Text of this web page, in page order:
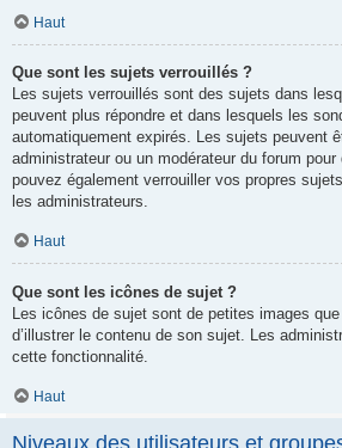
Haut
Que sont les sujets verrouillés ?
Les sujets verrouillés sont des sujets dans
peuvent plus répondre et dans lesquels les
automatiquement expirés. Les sujets peuvent
administrateur ou un modérateur du forum
pouvez également verrouiller vos propres
les administrateurs.
Haut
Que sont les icônes de sujet ?
Les icônes de sujet sont de petites images que
d’illustrer le contenu de son sujet. Les
cette fonctionnalité.
Haut
Niveaux des utilisateurs et